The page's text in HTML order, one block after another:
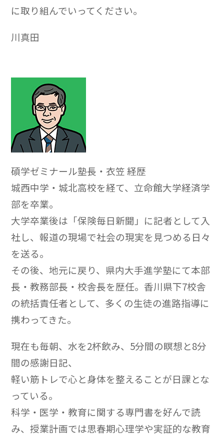
に取り組んでいってください。
川真田
碩学ゼミナール塾長・衣笠 経歴
城西中学・城北高校を経て、立命館大学経済学
部を卒業。
大学卒業後は「保険毎日新聞」に記者として入
社し、報道の現場で社会の現実を見つめる日々
を送る。
その後、地元に戻り、県内大手進学塾にて本部
長・教務部長・校舎長を歴任。香川県下7校舎
の統括責任者として、多くの生徒の進路指導に
携わってきた。
現在も毎朝、水を2杯飲み、5分間の瞑想と8分
間の感謝日記、
軽い筋トレで心と身体を整えることが日課とな
っている。
科学・医学・教育に関する専門書を好んで読
み、授業計画では思春期心理学や実証的な教育